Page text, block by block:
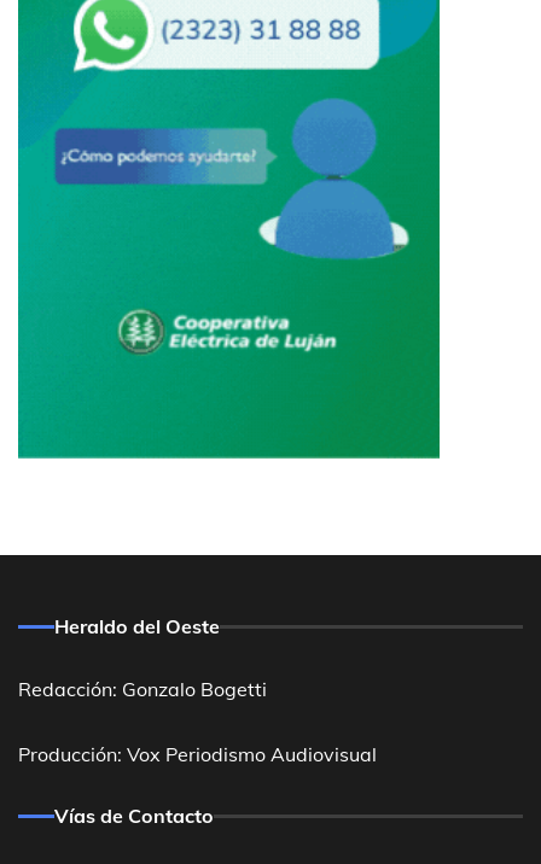
Heraldo del Oeste
Redacción: Gonzalo Bogetti
Producción: Vox Periodismo Audiovisual
Vías de Contacto